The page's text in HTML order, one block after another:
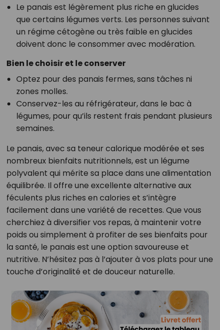
Le panais est légèrement plus riche en glucides
que certains légumes verts. Les personnes suivant
un régime cétogène ou très faible en glucides
doivent donc le consommer avec modération.
Bien le choisir et le conserver
Optez pour des panais fermes, sans tâches ni
zones molles.
Conservez-les au réfrigérateur, dans le bac à
légumes, pour qu’ils restent frais pendant plusieurs
semaines.
Le panais, avec sa teneur calorique modérée et ses
nombreux bienfaits nutritionnels, est un légume
polyvalent qui mérite sa place dans une alimentation
équilibrée. Il offre une excellente alternative aux
féculents plus riches en calories et s’intègre
facilement dans une variété de recettes. Que vous
cherchiez à diversifier vos repas, à maintenir votre
poids ou simplement à profiter de ses bienfaits pour
la santé, le panais est une option savoureuse et
nutritive. N’hésitez pas à l’ajouter à vos plats pour une
touche d’originalité et de douceur naturelle.